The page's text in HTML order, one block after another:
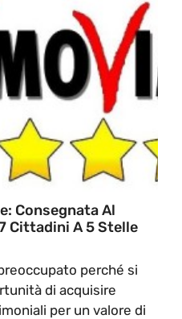
Consegnata Al
Cittadini A 5 Stelle
perché si
di acquisire
per un valore di